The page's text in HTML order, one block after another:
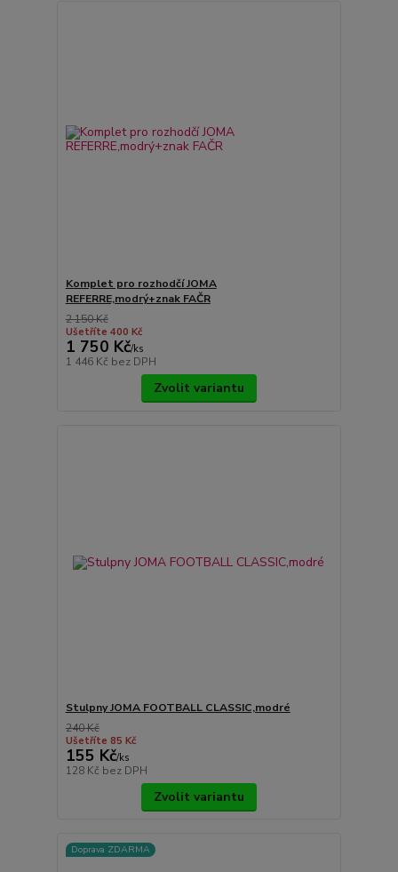
Komplet pro rozhodčí JOMA
REFERRE,modrý+znak FAČR
2 150 Kč
Ušetříte 400 Kč
1 750 Kč/ks
1 446 Kč bez DPH
Zvolit variantu
Stulpny JOMA FOOTBALL CLASSIC,modré
240 Kč
Ušetříte 85 Kč
155 Kč/ks
128 Kč bez DPH
Zvolit variantu
Doprava ZDARMA